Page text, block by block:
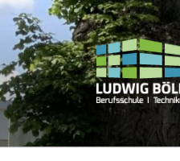
Zum
Inhalt
springen